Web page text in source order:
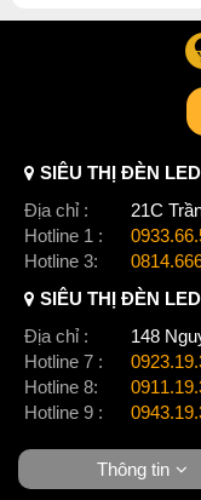
SIÊU THỊ ĐÈN
Địa chỉ :
21C
Hotline 1 :
Hotline 3:
SIÊU THỊ ĐÈN
Địa chỉ :
148
Hotline 7 :
Hotline 8:
Hotline 9 :
Thông tin